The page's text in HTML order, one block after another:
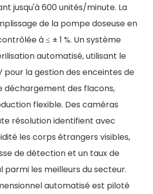
jusqu'à 600 unités/minute. La
de la pompe doseuse en
à ≤ ± 1 %. Un système
automatisé, utilisant le
pour la gestion des enceintes de
déchargement des flacons,
flexible. Des caméras
résolution identifient avec
les corps étrangers visibles,
de détection et un taux de
les meilleurs du secteur.
automatisé est piloté